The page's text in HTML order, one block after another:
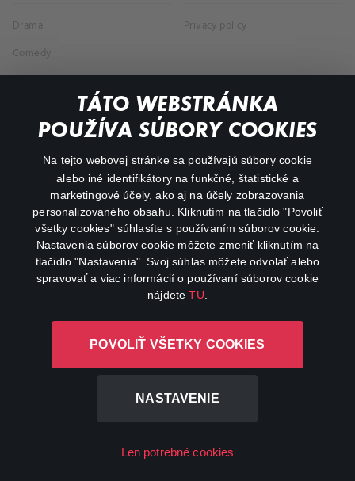
TÁTO WEBSTRÁNKA
POUŽÍVA SÚBORY COOKIES
Na tejto webovej stránke sa používajú súbory cookie
alebo iné identifikátory na funkčné, štatistické a
marketingové účely, ako aj na účely zobrazovania
personalizovaného obsahu. Kliknutím na tlačidlo "Povoliť
všetky cookies" súhlasíte s používaním súborov cookie.
Nastavenia súborov cookie môžete zmeniť kliknutím na
tlačidlo "Nastavenia". Svoj súhlas môžete odvolať alebo
spravovať a viac informácií o používaní súborov cookie
nájdeteTU
POVOLIŤ VŠETKY COOKIES
NASTAVENIE
Len potrebné cookies
Drama
Comedy
Privacy policy
My profile
Important links
Canal+ Luxembourg S. à r.l. so sídlom Rue Albert Borschette 4,